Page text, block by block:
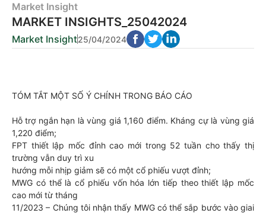
Market Insight
MARKET INSIGHTS_25042024
Market Insight25/04/2024
TÓM TẮT MỘT SỐ Ý CHÍNH TRONG BÁO CÁO
Hỗ trợ ngắn hạn là vùng giá 1,160 điểm. Kháng cự là vùng giá
1,220 điểm;
FPT thiết lập mốc đỉnh cao mới trong 52 tuần cho thấy thị
trường vẫn duy trì xu
hướng mỗi nhịp giảm sẽ có một cổ phiếu vượt đỉnh;
MWG có thể là cổ phiếu vốn hóa lớn tiếp theo thiết lập mốc
cao mới từ tháng
11/2023 – Chúng tôi nhận thấy MWG có thể sắp bước vào giai